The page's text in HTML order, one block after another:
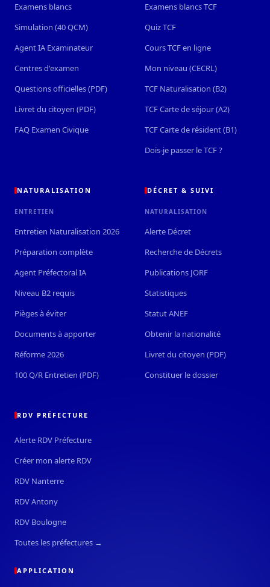
Examens blancs
Simulation (40 QCM)
Agent IA Examinateur
Centres d'examen
Questions officielles (PDF)
Livret du citoyen (PDF)
FAQ Examen Civique
Examens blancs TCF
Quiz TCF
Cours TCF en ligne
Mon niveau (CECRL)
TCF Naturalisation (B2)
TCF Carte de séjour (A2)
TCF Carte de résident (B1)
Dois-je passer le TCF ?
NATURALISATION
ENTRETIEN
Entretien Naturalisation 2026
Préparation complète
Agent Préfectoral IA
Niveau B2 requis
Pièges à éviter
Documents à apporter
Réforme 2026
100 Q/R Entretien (PDF)
DÉCRET & SUIVI
NATURALISATION
Alerte Décret
Recherche de Décrets
Publications JORF
Statistiques
Statut ANEF
Obtenir la nationalité
Livret du citoyen (PDF)
Constituer le dossier
RDV PRÉFECTURE
Alerte RDV Préfecture
Créer mon alerte RDV
RDV Nanterre
RDV Antony
RDV Boulogne
Toutes les préfectures →
APPLICATION